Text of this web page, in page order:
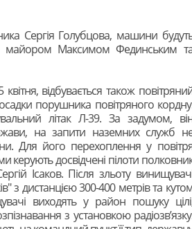
Сергія Голубцова, машини
– майором Максимом Фединським
відбувається також
порушника повітряного
літак Л-39. За задумом,
на запити наземних служб
Для його перехоплення у
керують досвідчені пілоти
Ісаков. Після зльоту
з дистанцією 300-400 метрів та
виходять у район пошуку
з установкою